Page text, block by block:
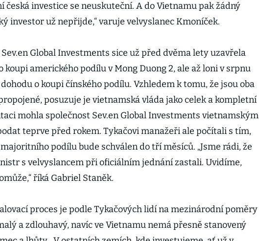
česká investice se neuskuteční. A do Vietnamu pak žádný
investor už nepřijde,“ varuje velvyslanec Kmoníček.
Global Investments sice už před dvěma lety uzavřela
koupi amerického podílu v Mong Duong 2, ale až loni v srpnu
o koupi čínského podílu. Vzhledem k tomu, že jsou oba
posuzuje je vietnamská vláda jako celek a kompletní
mohla společnost Sev.en Global Investments vietnamským
teprve před rokem. Tykačovi manažeři ale počítali s tím,
podílu bude schválen do tří měsíců. „Jsme rádi, že
s velvyslancem při oficiálním jednání zastali. Uvidíme,
říká Gabriel Staněk.
proces je podle Tykačových lidí na mezinárodní poměry
a zdlouhavý, navíc ve Vietnamu nemá přesně stanovený